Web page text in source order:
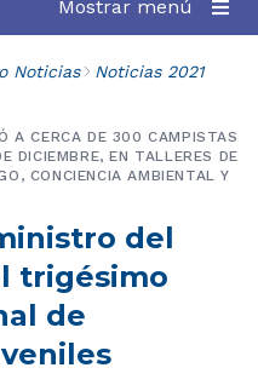
Mostrar menú
Noticias Noticias 2021
del
trigésimo
de
A CERCA DE 300 CAMPISTAS
DICIEMBRE, EN TALLERES DE
CONCIENCIA AMBIENTAL Y